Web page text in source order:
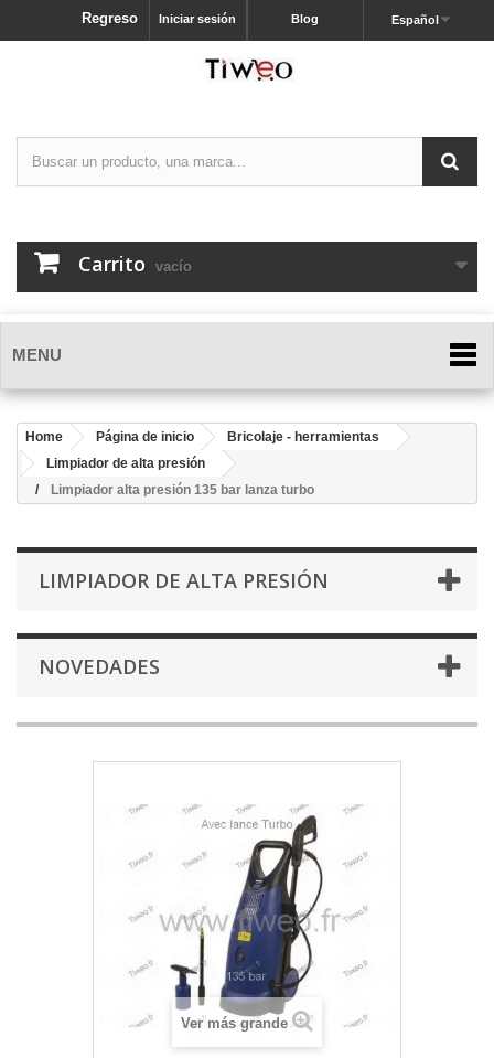
Español
Blog
Iniciar sesión
Regreso
Carrito vacío
MENU
Home Página de inicio
Bricolaje - herramientas
Limpiador de alta presión
Limpiador alta presión 135 bar lanza turbo
LIMPIADOR DE ALTA PRESIÓN
NOVEDADES
Ver más grande